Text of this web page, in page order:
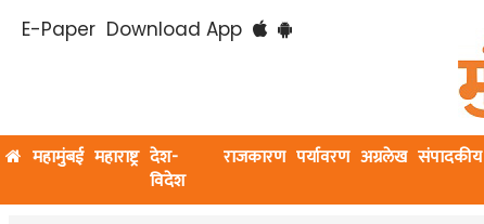
E-Paper Download App
महामुंबई महाराष्ट्र देश-
विदेश
राजकारण पर्यावरण अग्रलेख संपादकीय